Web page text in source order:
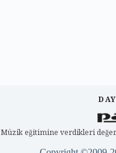
Müzik eğitimine verdikleri